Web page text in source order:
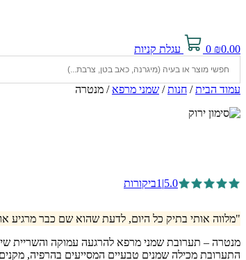
₪0.00
0 עגלת קניות
עמוד הבית/ חנות/ שמני מרפא / מנטרה
5.0
|
1ביקורות
"מלווה אותי בתיק כל היום, לדעת שהוא שם כבר מרגיע
מנטרה – תערובת שמני מרפא להרגעה עמוקה והשריית
התערובת מכילה שמנים טבעיים המסייעים בהרפיה,